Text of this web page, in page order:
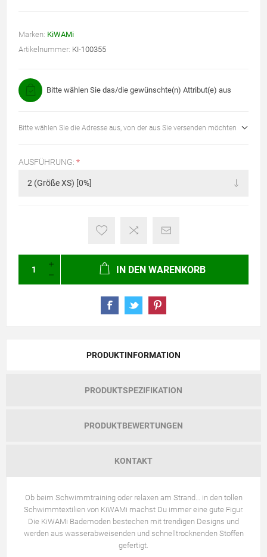
Marken: KiWAMi
Artikelnummer: KI-100355
Bitte wählen Sie das/die gewünschte(n) Attribut(e) aus
Bitte wählen Sie die Adresse aus, von der aus Sie versenden möchten
AUSFÜHRUNG: *
IN DEN WARENKORB
PRODUKTINFORMATION
PRODUKTSPEZIFIKATION
PRODUKTBEWERTUNGEN
KONTAKT
Ob beim Schwimmtraining oder relaxen am Strand… in den tollen
Schwimmtextilien von KiWAMi machst Du immer eine gute Figur.
Die KiWAMi Bademoden bestechen mit trendigen Designs und
werden aus wasserabweisenden und schnelltrocknenden Stoffen
gefertigt.